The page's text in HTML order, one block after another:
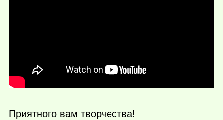
Приятного вам творчества!